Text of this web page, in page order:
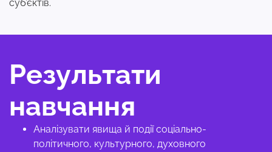
суб’єктів.
Результати
навчання
Аналізувати явища й події соціально-
політичного, культурного, духовного